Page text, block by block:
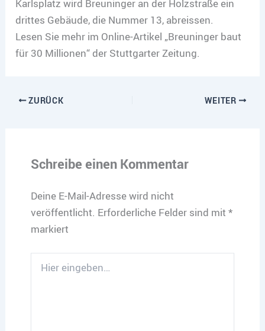
Karlsplatz wird Breuninger an der Holzstraße ein
drittes Gebäude, die Nummer 13, abreissen.
Lesen Sie mehr im Online-Artikel „Breuninger baut
für 30 Millionen“ der Stuttgarter Zeitung.
ZURÜCK WEITER
Schreibe einen Kommentar
Deine E-Mail-Adresse wird nicht
veröffentlicht. Erforderliche Felder sind mit *
markiert
eingeben…